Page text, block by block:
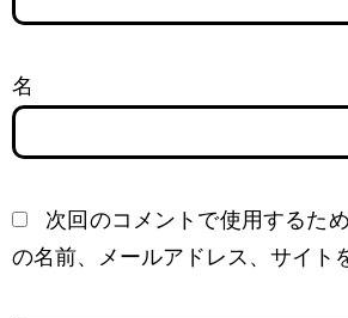
名
次回のコメントで使用するた
の名前、メールアドレス、サイト